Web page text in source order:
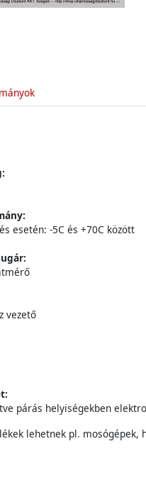
esetén: -5C és +70C között
vezető
párás helyiségekben
lehetnek pl.